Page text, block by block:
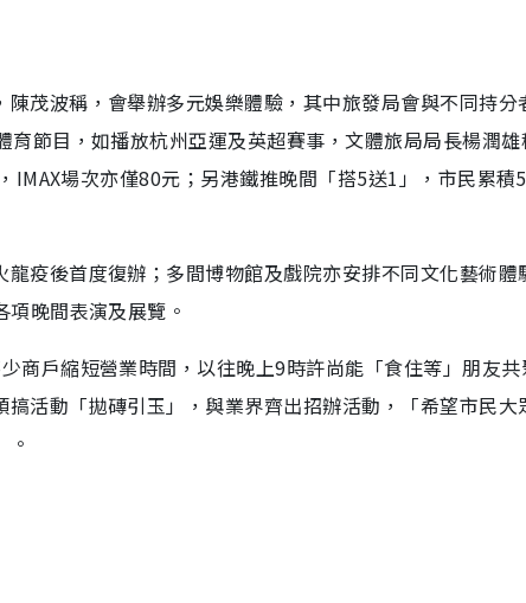
茂波稱，會舉辦多元娛樂體驗，其中旅發局會與不同持分
節目，如播放杭州亞運及英超賽事，文體旅局局長楊潤
IMAX場次亦僅80元；另港鐵推晚間「搭5送1」，市民累積
疫後首度復辦；多間博物館及戲院亦安排不同文化藝術體
晚間表演及展覽。
商戶縮短營業時間，以往晚上9時許尚能「食住等」朋友
活動「拋磚引玉」，與業界齊出招辦活動，「希望市民大